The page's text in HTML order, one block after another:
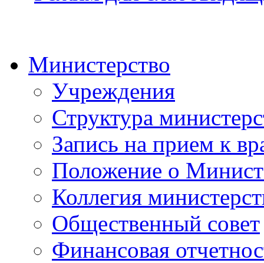
Министерство
Учреждения
Структура
Запись на прием к
Положение о
Коллегия
Общественный совет
Финансовая